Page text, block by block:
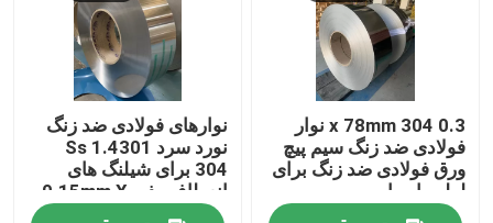
0.3 x 78mm 304 نوار
فولادی ضد زنگ سیم پیچ
ورق فولادی ضد زنگ برای
لوله راه راه
نوارهای فولادی ضد زنگ
نورد سرد 1.4301 Ss
304 برای شیلنگ های
انعطاف پذیر 0.15mm X
47mm